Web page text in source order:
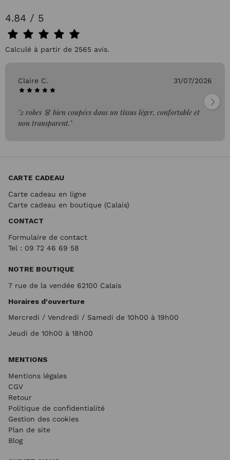
4.84 / 5
Calculé à partir de 2565 avis.
Claire C. 31/07/2026
"2 robes 👗 bien coupées dans un tissus léger, confortable et
non transparent."
CARTE CADEAU
Carte cadeau en ligne
Carte cadeau en boutique (Calais)
CONTACT
Formulaire de contact
Tel : 09 72 46 69 58
NOTRE BOUTIQUE
7 rue de la vendée 62100 Calais
Horaires d'ouverture
Mercredi / Vendredi / Samedi de 10h00 à 19h00
Jeudi de 10h00 à 18h00
MENTIONS
Mentions légales
CGV
Retour
Politique de confidentialité
Gestion des cookies
Plan de site
Blog